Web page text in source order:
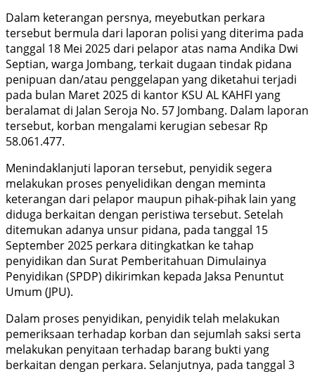
Dalam keterangan persnya, meyebutkan perkara
tersebut bermula dari laporan polisi yang diterima pada
tanggal 18 Mei 2025 dari pelapor atas nama Andika Dwi
Septian, warga Jombang, terkait dugaan tindak pidana
penipuan dan/atau penggelapan yang diketahui terjadi
pada bulan Maret 2025 di kantor KSU AL KAHFI yang
beralamat di Jalan Seroja No. 57 Jombang. Dalam laporan
tersebut, korban mengalami kerugian sebesar Rp
58.061.477.
Menindaklanjuti laporan tersebut, penyidik segera
melakukan proses penyelidikan dengan meminta
keterangan dari pelapor maupun pihak-pihak lain yang
diduga berkaitan dengan peristiwa tersebut. Setelah
ditemukan adanya unsur pidana, pada tanggal 15
September 2025 perkara ditingkatkan ke tahap
penyidikan dan Surat Pemberitahuan Dimulainya
Penyidikan (SPDP) dikirimkan kepada Jaksa Penuntut
Umum (JPU).
Dalam proses penyidikan, penyidik telah melakukan
pemeriksaan terhadap korban dan sejumlah saksi serta
melakukan penyitaan terhadap barang bukti yang
berkaitan dengan perkara. Selanjutnya, pada tanggal 3